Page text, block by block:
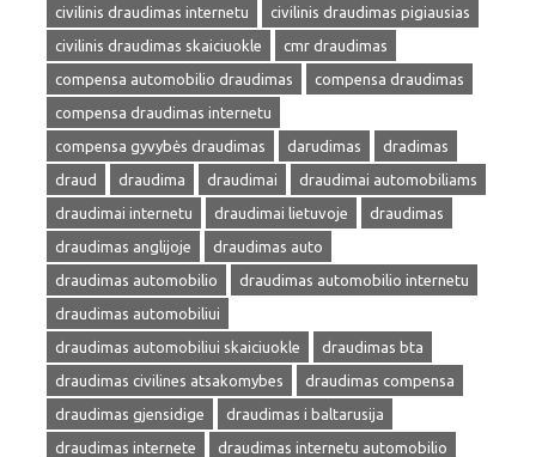
civilinis draudimas internetu
civilinis draudimas pigiausias
civilinis draudimas skaiciuokle
cmr draudimas
compensa automobilio draudimas
compensa draudimas
compensa draudimas internetu
compensa gyvybės draudimas
darudimas
dradimas
draud
draudima draudimai
draudimai automobiliams
draudimai internetu
draudimai lietuvoje
draudimas
draudimas anglijoje
draudimas auto
draudimas automobilio
draudimas automobilio internetu
draudimas automobiliui
draudimas automobiliui skaiciuokle
draudimas bta
draudimas civilines atsakomybes
draudimas compensa
draudimas gjensidige
draudimas i baltarusija
draudimas internete
draudimas internetu automobilio